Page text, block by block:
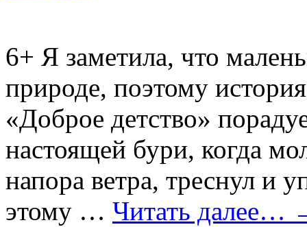
6+ Я заметила, что
природе, поэтому
«Доброе детство»
настоящей бури, когда
напора ветра, треснул и
этому … Читать далее…